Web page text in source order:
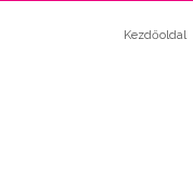
Kezdőoldal